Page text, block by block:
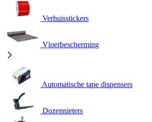
Verhuisstickers
Vloerbescherming
Automatische tape dispensers
Dozennieters